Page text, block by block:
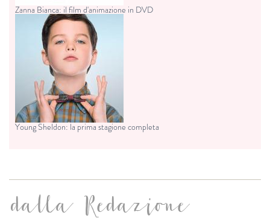
Zanna Bianca: il film d'animazione in DVD
Young Sheldon: la prima stagione completa
dalla Redazione